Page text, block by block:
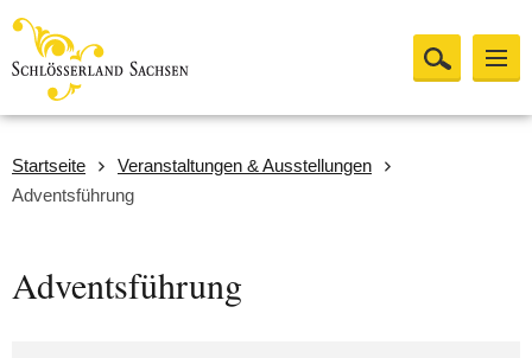
Startseite
Veranstaltungen & Ausstellungen
Adventsführung
Adventsführung